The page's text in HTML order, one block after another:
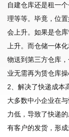
自建仓库还是租一
理等等。毕竟，位
会上升。如果是仓
上升。而仓储一体
物送到第三方仓库
业无需再为赁仓库操
2、解决了快递成本
大多数中小企业在
力低，导致了快递
有客户的发货，形